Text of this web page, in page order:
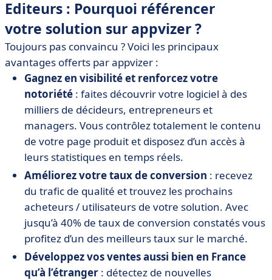
Editeurs : Pourquoi référencer
votre solution sur appvizer ?
Toujours pas convaincu ? Voici les principaux
avantages offerts par appvizer :
Gagnez en visibilité et renforcez votre
notoriété : faites découvrir votre logiciel à des
milliers de décideurs, entrepreneurs et
managers. Vous contrôlez totalement le contenu
de votre page produit et disposez d’un accès à
leurs statistiques en temps réels.
Améliorez votre taux de conversion : recevez
du trafic de qualité et trouvez les prochains
acheteurs / utilisateurs de votre solution. Avec
jusqu’à 40% de taux de conversion constatés vous
profitez d’un des meilleurs taux sur le marché.
Développez vos ventes aussi bien en France
qu’à l’étranger : détectez de nouvelles